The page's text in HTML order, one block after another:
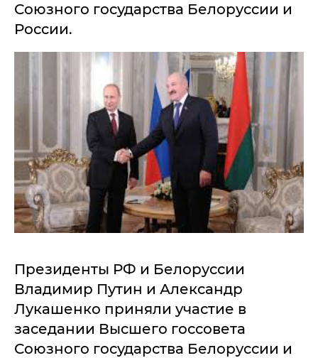
Союзного государства Белоруссии и
России.
Президенты РФ и Белоруссии
Владимир Путин и Александр
Лукашенко приняли участие в
заседании Высшего госсовета
Союзного государства Белоруссии и